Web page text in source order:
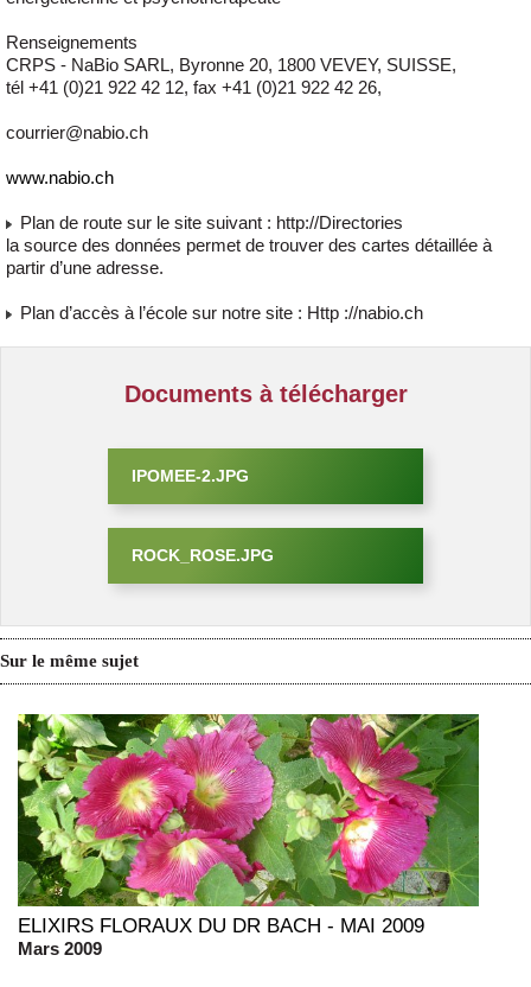
Renseignements
CRPS - NaBio SARL, Byronne 20, 1800 VEVEY, SUISSE,
tél +41 (0)21 922 42 12, fax +41 (0)21 922 42 26,
courrier@nabio.ch
www.nabio.ch
Plan de route sur le site suivant : http://Directories
la source des données permet de trouver des cartes détaillée à
partir d’une adresse.
Plan d’accès à l’école sur notre site : Http ://nabio.ch
Documents à télécharger
IPOMEE-2.JPG
ROCK_ROSE.JPG
Sur le même sujet
ELIXIRS FLORAUX DU DR BACH - MAI 2009
Mars 2009